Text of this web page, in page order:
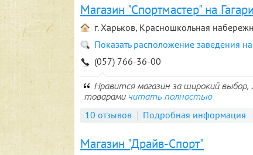
Магазин "Спортмастер" на
г. Харьков, Красношкольная
Показать расположение заведения
(057) 766-36-00
Нравится магазин за широкий
товарами читать полностью
10 отзывов Подробная информация
Магазин "Драйв-Спорт"